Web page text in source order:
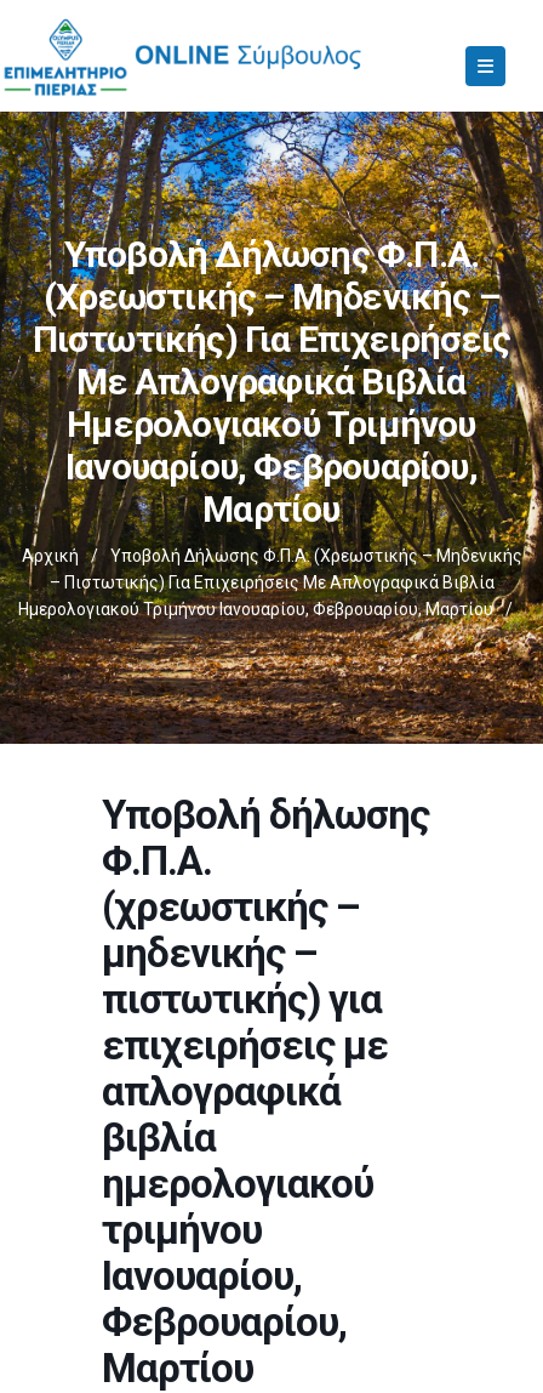
Υποβολή Δήλωσης Φ.Π.Α.
(χρεωστικής – Μηδενικής –
Πιστωτικής) Για Επιχειρήσεις
Με Απλογραφικά Βιβλία
Ημερολογιακού Τριμήνου
Ιανουαρίου, Φεβρουαρίου,
Μαρτίου
Αρχική /
Υποβολή Δήλωσης Φ.Π.Α. (χρεωστικής – Μηδενικής
– Πιστωτικής) Για Επιχειρήσεις Με Απλογραφικά Βιβλία
Ημερολογιακού Τριμήνου Ιανουαρίου, Φεβρουαρίου, Μαρτίου
/
Υποβολή δήλωσης
Φ.Π.Α.
(χρεωστικής –
μηδενικής –
πιστωτικής) για
επιχειρήσεις με
απλογραφικά
βιβλία
ημερολογιακού
τριμήνου
Ιανουαρίου,
Φεβρουαρίου,
Μαρτίου